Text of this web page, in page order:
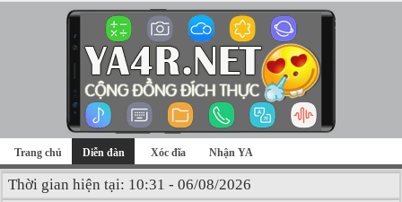
Trang chủ Diễn đàn Xóc đĩa Nhận YA
Thời gian hiện tại: 10:31 - 06/08/2026